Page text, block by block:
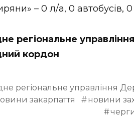
– 0 л/а, 0 автобусів, 0
регіональне
кордон
регіональне управління
закарпаття
новини